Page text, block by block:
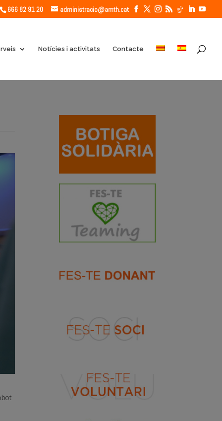
666 82 91 20 administracio@amth.cat
Notícies i activitats Contacte